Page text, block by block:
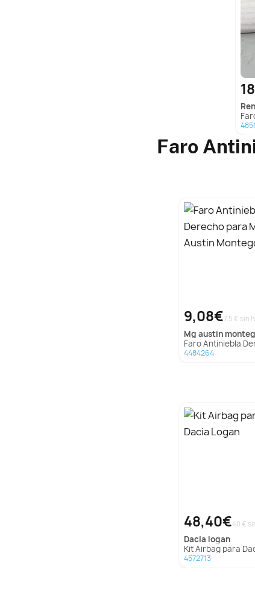
Faro
9,08€7.5 € sin
mg austin
Faro Antiniebla Derecho para Mg
4484264
48,40€40 €
dacia logan
Kit Airbag para
4572713